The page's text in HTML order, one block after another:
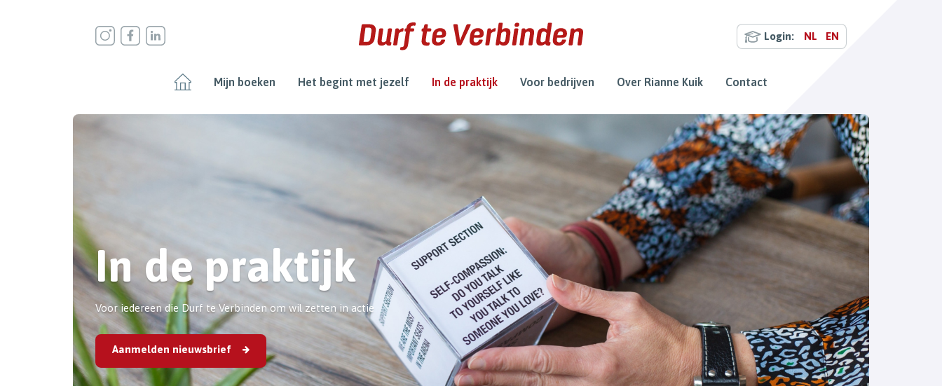
Login: NL EN
Mijn boeken Het begint met jezelf In de praktijk Voor bedrijven Over Rianne Kuik Contact
In de praktijk
Voor iedereen die Durf te Verbinden om wil zetten in actie
Aanmelden nieuwsbrief